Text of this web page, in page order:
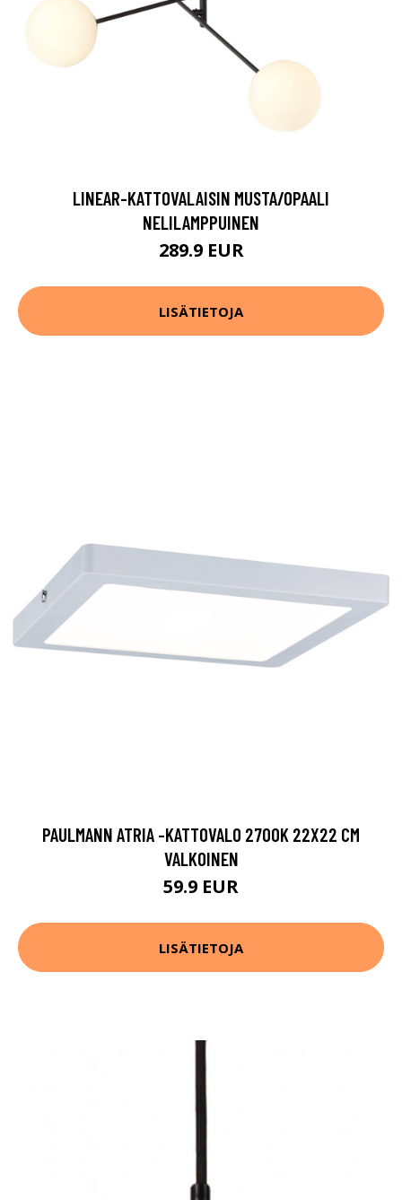
LINEAR-KATTOVALAISIN MUSTA/OPAALI
NELILAMPPUINEN
289.9 EUR
LISÄTIETOJA
PAULMANN ATRIA -KATTOVALO 2700K 22X22 CM
VALKOINEN
59.9 EUR
LISÄTIETOJA